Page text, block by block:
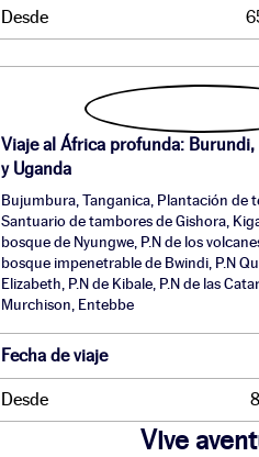
Desde
Viaje al África profunda: Burundi,
y Uganda
Bujumbura, Tanganica, Plantación de
Santuario de tambores de Gishora,
bosque de Nyungwe, P.N de los
bosque impenetrable de Bwindi, P.N
Elizabeth, P.N de Kibale, P.N de las
Murchison, Entebbe
Fecha de viaje
Desde
Vive